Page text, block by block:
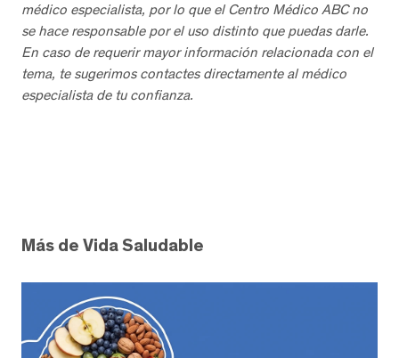
médico especialista, por lo que el Centro Médico ABC no
se hace responsable por el uso distinto que puedas darle.
En caso de requerir mayor información relacionada con el
tema, te sugerimos contactes directamente al médico
especialista de tu confianza.
Más de Vida Saludable